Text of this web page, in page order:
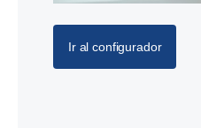
Ir al configurador